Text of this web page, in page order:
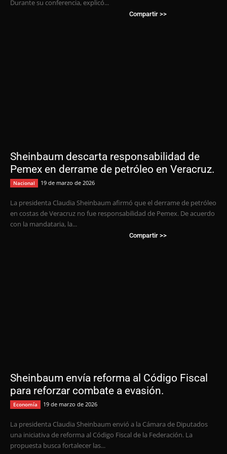
Durante su conferencia, explicó...
Compartir >>
Sheinbaum descarta responsabilidad de
Pemex en derrame de petróleo en Veracruz.
Nacional 19 de marzo de 2026
La presidenta Claudia Sheinbaum afirmó que el derrame de petróleo
en costas de Veracruz no fue responsabilidad de Pemex. De acuerdo
con la mandataria, la...
Compartir >>
Sheinbaum envía reforma al Código Fiscal
para reforzar combate a evasión.
Economía 19 de marzo de 2026
La presidenta Claudia Sheinbaum envió a la Cámara de Diputados
una iniciativa de reforma al Código Fiscal de la Federación. La
propuesta busca fortalecer las...